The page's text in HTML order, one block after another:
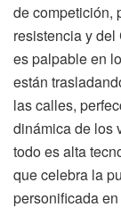
de competición,
resistencia y
es palpable en
están
las calles,
dinámica de los
todo es alta
que celebra la
personificada